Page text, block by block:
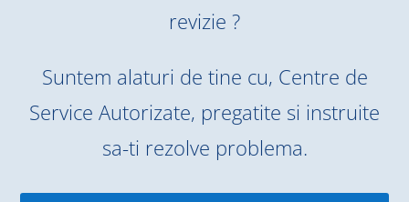
revizie ?
Suntem alaturi de tine cu, Centre de
Service Autorizate, pregatite si instruite
sa-ti rezolve problema.